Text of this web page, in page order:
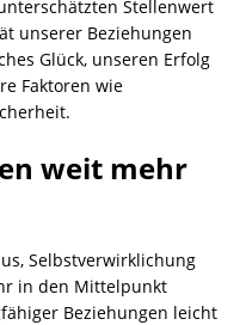
Stellenwert
unserer Beziehungen
Glück, unseren Erfolg
Faktoren wie
weit mehr
Selbstverwirklichung
in den Mittelpunkt
Beziehungen leicht